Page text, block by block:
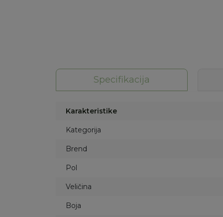
Specifikacija
Karakteristike
Kategorija
Brend
Pol
Veličina
Boja